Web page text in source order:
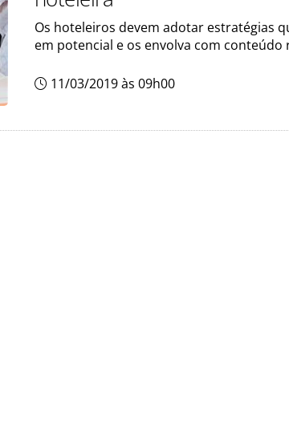
Os hoteleiros devem adotar estratégias
em potencial e os envolva com conteúdo
11/03/2019 às 09h00